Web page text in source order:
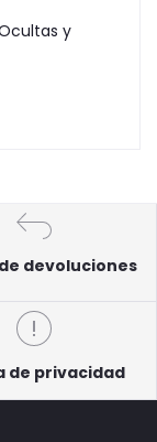
y
devoluciones
de privacidad